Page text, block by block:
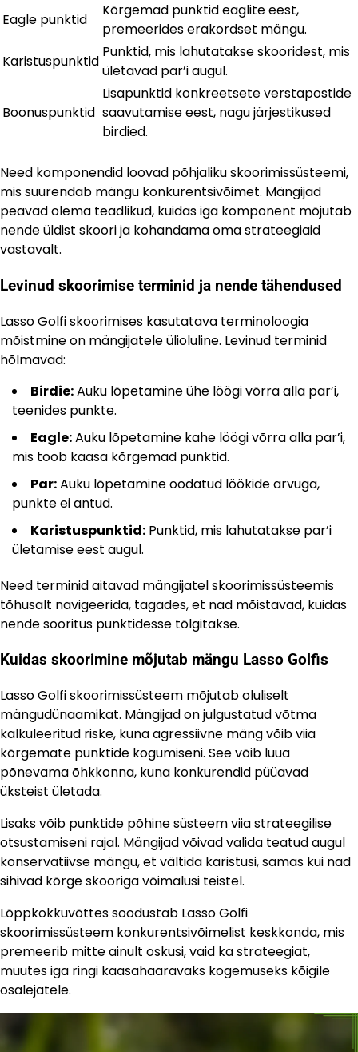
Eagle punktid
Kõrgemad punktid eaglite eest,
premeerides erakordset mängu.
Karistuspunktid
Punktid, mis lahutatakse skooridest, mis
ületavad par’i augul.
Boonuspunktid
Lisapunktid konkreetsete verstapostide
saavutamise eest, nagu järjestikused
birdied.
Need komponendid loovad põhjaliku skoorimissüsteemi,
mis suurendab mängu konkurentsivõimet. Mängijad
peavad olema teadlikud, kuidas iga komponent mõjutab
nende üldist skoori ja kohandama oma strateegiaid
vastavalt.
Levinud skoorimise terminid ja nende tähendused
Lasso Golfi skoorimises kasutatava terminoloogia
mõistmine on mängijatele ülioluline. Levinud terminid
hõlmavad:
Birdie:Auku lõpetamine ühe löögi võrra alla par’i,
teenides punkte.
Eagle:Auku lõpetamine kahe löögi võrra alla par’i,
mis toob kaasa kõrgemad punktid.
Par:Auku lõpetamine oodatud löökide arvuga,
punkte ei antud.
Karistuspunktid: Punktid, mis lahutatakse par’i
ületamise eest augul.
Need terminid aitavad mängijatel skoorimissüsteemis
tõhusalt navigeerida, tagades, et nad mõistavad, kuidas
nende sooritus punktidesse tõlgitakse.
Kuidas skoorimine mõjutab mängu Lasso Golfis
Lasso Golfi skoorimissüsteem mõjutab oluliselt
mängudünaamikat. Mängijad on julgustatud võtma
kalkuleeritud riske, kuna agressiivne mäng võib viia
kõrgemate punktide kogumiseni. See võib luua
põnevama õhkkonna, kuna konkurendid püüavad
üksteist ületada.
Lisaks võib punktide põhine süsteem viia strateegilise
otsustamiseni rajal. Mängijad võivad valida teatud augul
konservatiivse mängu, et vältida karistusi, samas kui nad
sihivad kõrge skooriga võimalusi teistel.
Lõppkokkuvõttes soodustab Lasso Golfi
skoorimissüsteem konkurentsivõimelist keskkonda, mis
premeerib mitte ainult oskusi, vaid ka strateegiat,
muutes iga ringi kaasahaaravaks kogemuseks kõigile
osalejatele.